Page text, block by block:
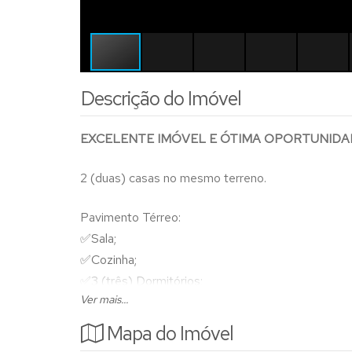
Descrição do Imóvel
EXCELENTE IMÓVEL E ÓTIMA
2 (duas) casas no mesmo terreno.
Pavimento Térreo:
✅Sala;
✅Cozinha;
✅3 (três) Dormitórios;
✅1 (uma) Suíte;
✅1 (Um) Banheiro Social;
✅Lavanderia;
Ver mais...
Mapa do Imóvel